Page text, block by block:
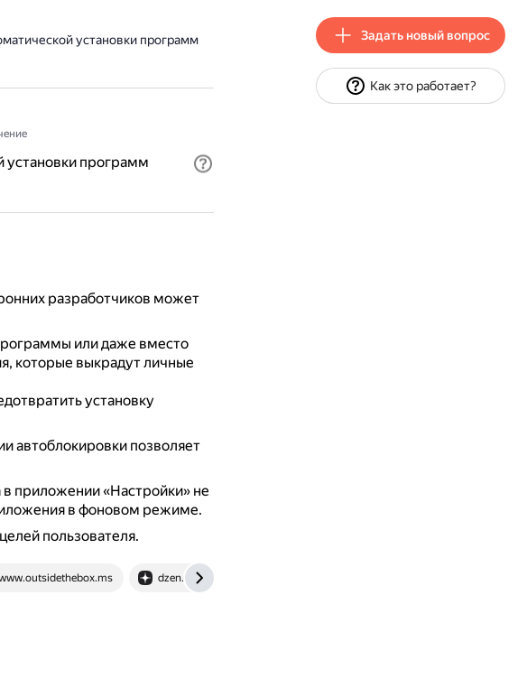
установки программ
установки программ
разработчиков может
или даже вместо
которые выкрадут личные
установку
автоблокировки позволяет
приложении «Настройки» не
в фоновом режиме.
пользователя.
dzen.ru
Задать новый вопрос
Как это работает?